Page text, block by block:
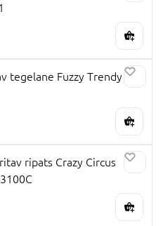
Fuzzy Trendy Fun
ripats Crazy Circus